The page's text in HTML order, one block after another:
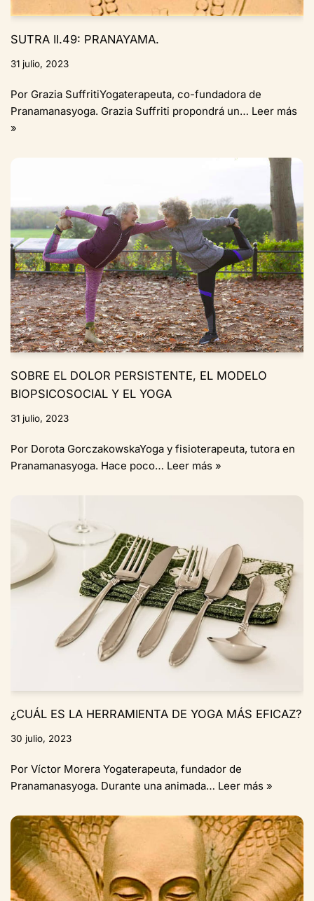
SUTRA II.49: PRANAYAMA.
31 julio, 2023
Por Grazia SuffritiYogaterapeuta, co-fundadora de
Pranamanasyoga. Grazia Suffriti propondrá un… Leer más
»
SOBRE EL DOLOR PERSISTENTE, EL MODELO
BIOPSICOSOCIAL Y EL YOGA
31 julio, 2023
Por Dorota GorczakowskaYoga y fisioterapeuta, tutora en
Pranamanasyoga. Hace poco… Leer más »
¿CUÁL ES LA HERRAMIENTA DE YOGA MÁS EFICAZ?
30 julio, 2023
Por Víctor Morera Yogaterapeuta, fundador de
Pranamanasyoga. Durante una animada… Leer más »